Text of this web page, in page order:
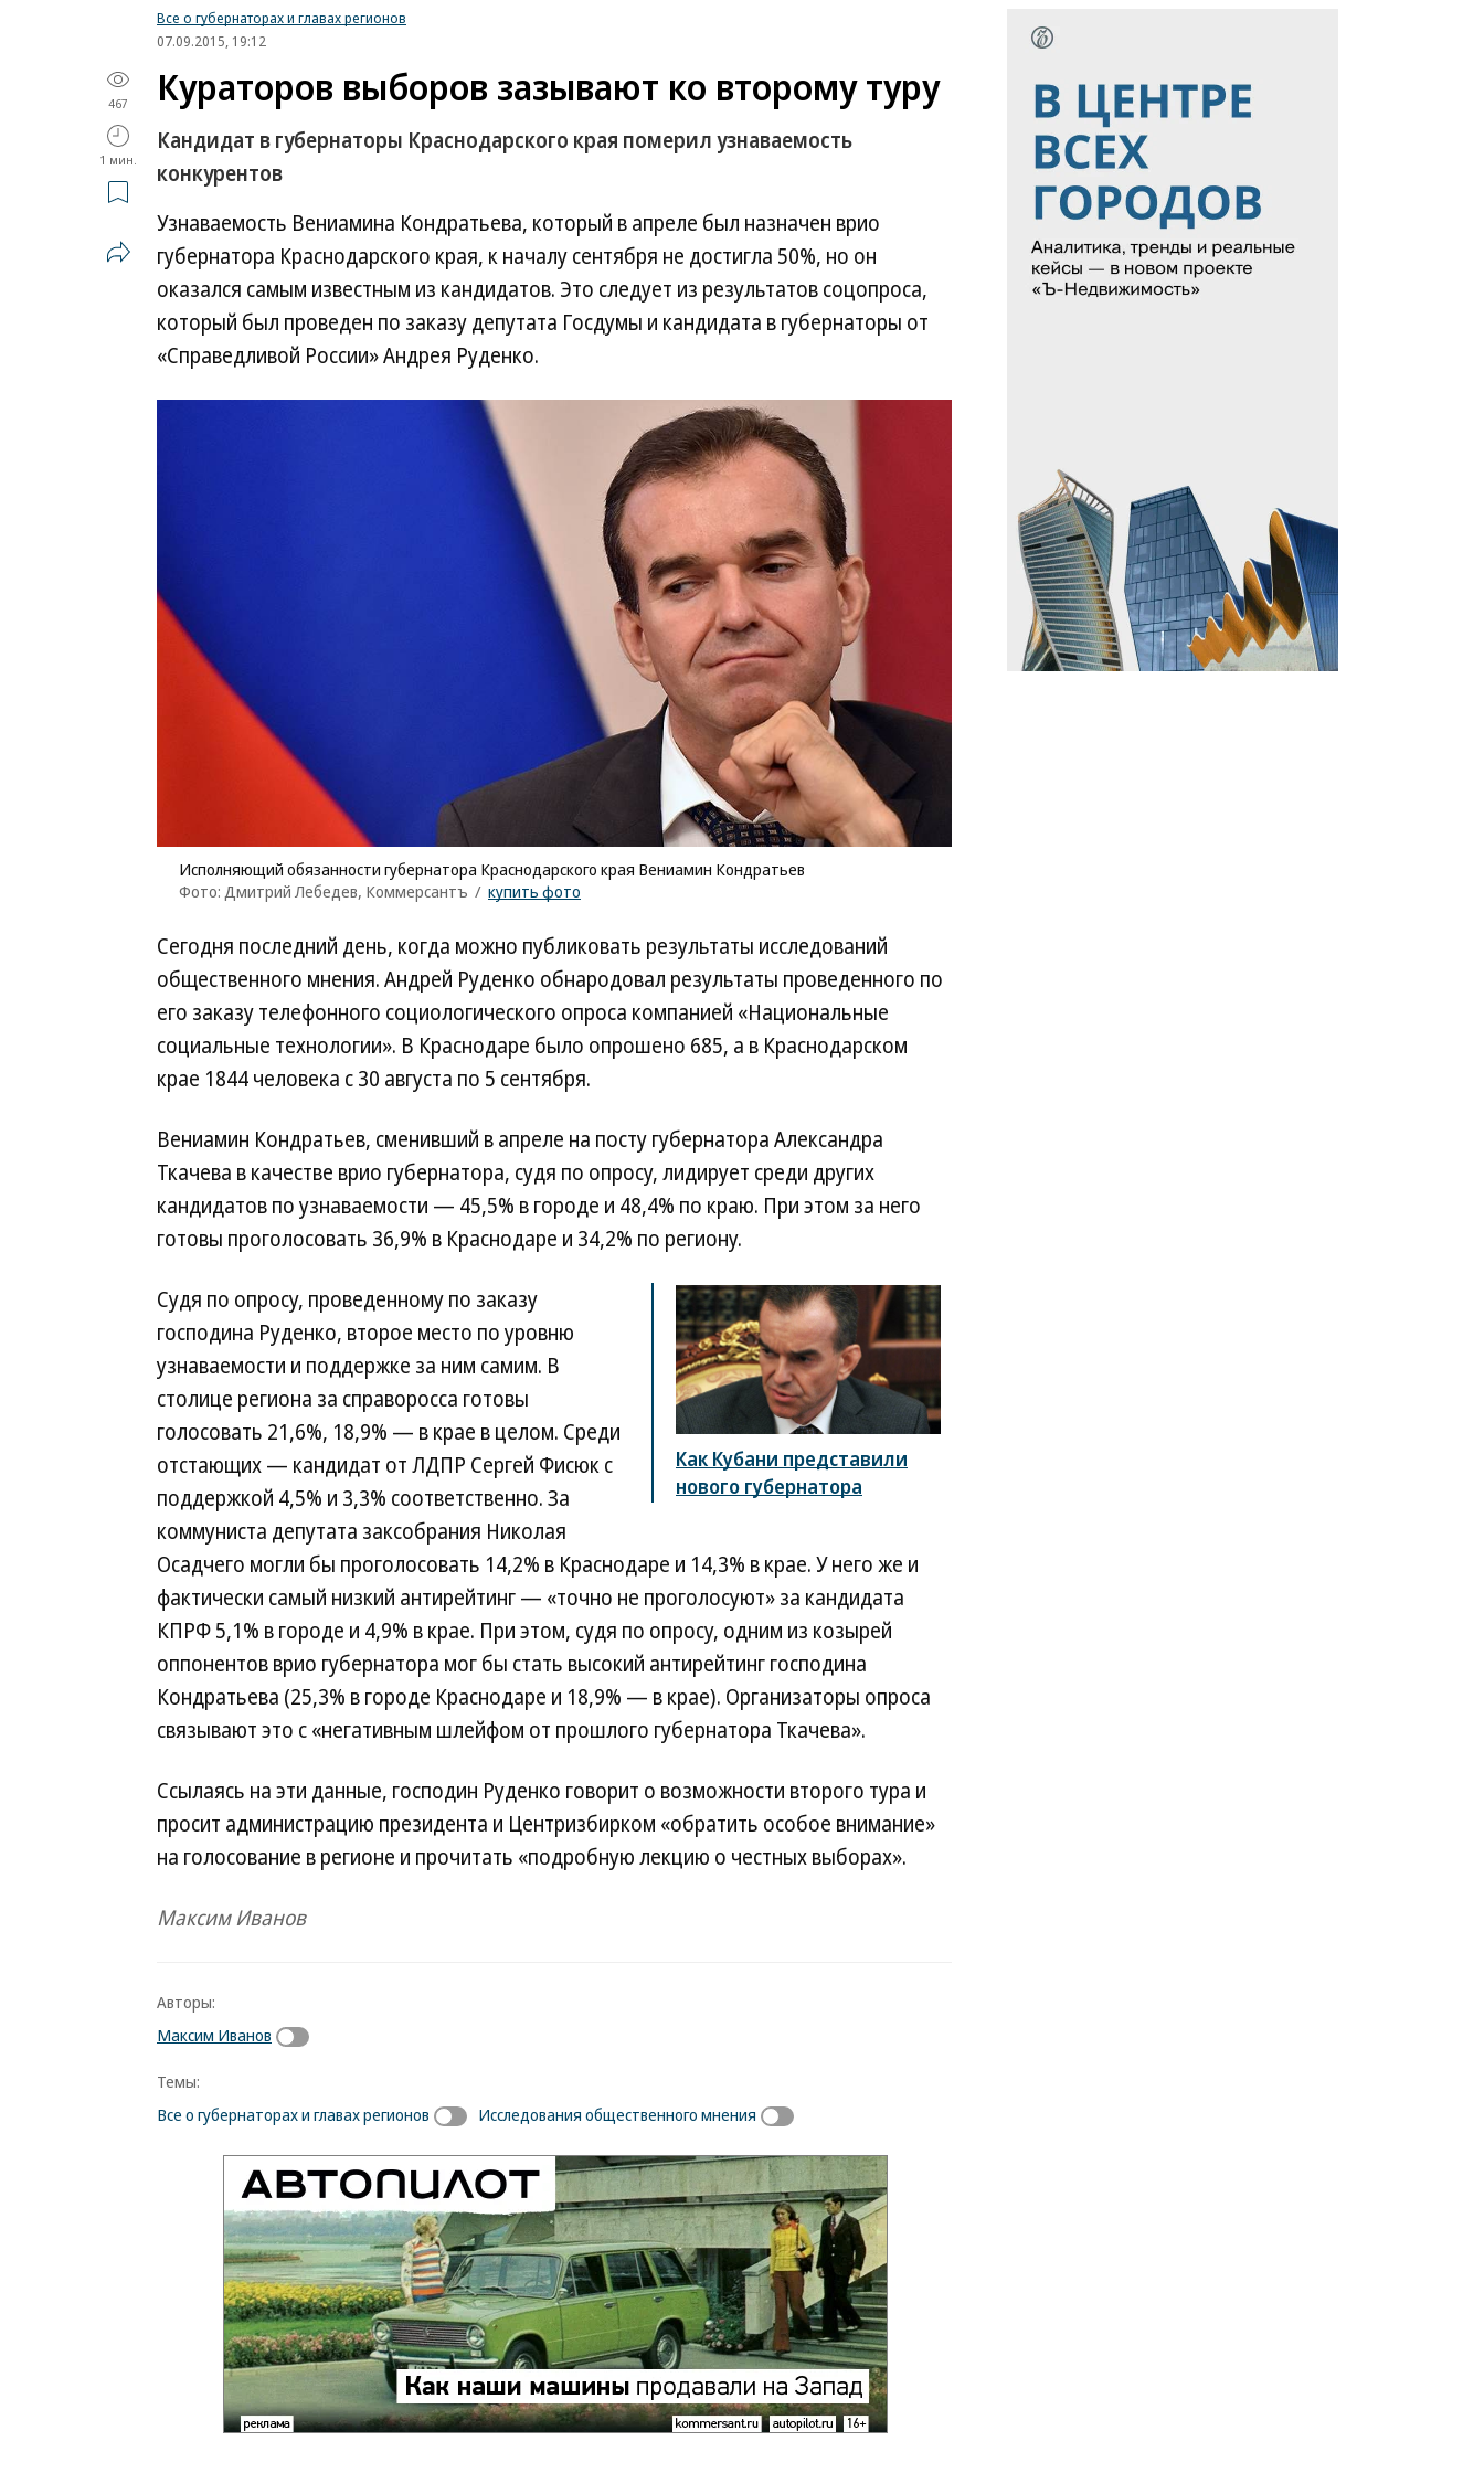
Все о губернаторах и главах регионов
07.09.2015, 19:12
467
1 мин.
Кураторов выборов зазывают ко второму туру
Кандидат в губернаторы Краснодарского края померил узнаваемость
конкурентов
Узнаваемость Вениамина Кондратьева, который в апреле был назначен врио
губернатора Краснодарского края, к началу сентября не достигла 50%, но он
оказался самым известным из кандидатов. Это следует из результатов соцопроса,
который был проведен по заказу депутата Госдумы и кандидата в губернаторы от
«Справедливой России» Андрея Руденко.
Исполняющий обязанности губернатора Краснодарского края Вениамин Кондратьев
Фото: Дмитрий Лебедев, Коммерсантъ / купить фото
Сегодня последний день, когда можно публиковать результаты исследований
общественного мнения. Андрей Руденко обнародовал результаты проведенного по
его заказу телефонного социологического опроса компанией «Национальные
социальные технологии». В Краснодаре было опрошено 685, а в Краснодарском
крае 1844 человека с 30 августа по 5 сентября.
Вениамин Кондратьев, сменивший в апреле на посту губернатора Александра
Ткачева в качестве врио губернатора, судя по опросу, лидирует среди других
кандидатов по узнаваемости — 45,5% в городе и 48,4% по краю. При этом за него
готовы проголосовать 36,9% в Краснодаре и 34,2% по региону.
Как Кубани представили
нового губернатора
Судя по опросу, проведенному по заказу
господина Руденко, второе место по уровню
узнаваемости и поддержке за ним самим. В
столице региона за справоросса готовы
голосовать 21,6%, 18,9% — в крае в целом. Среди
отстающих — кандидат от ЛДПР Сергей Фисюк с
поддержкой 4,5% и 3,3% соответственно. За
коммуниста депутата заксобрания Николая
Осадчего могли бы проголосовать 14,2% в Краснодаре и 14,3% в крае. У него же и
фактически самый низкий антирейтинг — «точно не проголосуют» за кандидата
КПРФ 5,1% в городе и 4,9% в крае. При этом, судя по опросу, одним из козырей
оппонентов врио губернатора мог бы стать высокий антирейтинг господина
Кондратьева (25,3% в городе Краснодаре и 18,9% — в крае). Организаторы опроса
связывают это с «негативным шлейфом от прошлого губернатора Ткачева».
Ссылаясь на эти данные, господин Руденко говорит о возможности второго тура и
просит администрацию президента и Центризбирком «обратить особое внимание»
на голосование в регионе и прочитать «подробную лекцию о честных выборах».
Максим Иванов
Авторы:
Максим Иванов
Темы:
Все о губернаторах и главах регионов
Исследования общественного мнения